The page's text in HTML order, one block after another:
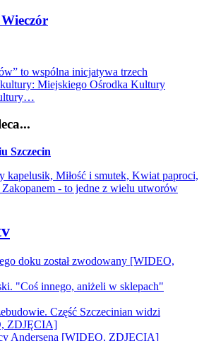
to wspólna inicjatywa trzech
Miejskiego Ośrodka Kultury
Szczecin
kapelusik, Miłość i smutek, Kwiat paproci,
- to jedne z wielu utworów
doku został zwodowany [WIDEO,
"Coś innego, aniżeli w sklepach"
Część Szczecinian widzi
ZDJĘCIA]
Andersena [WIDEO, ZDJĘCIA]